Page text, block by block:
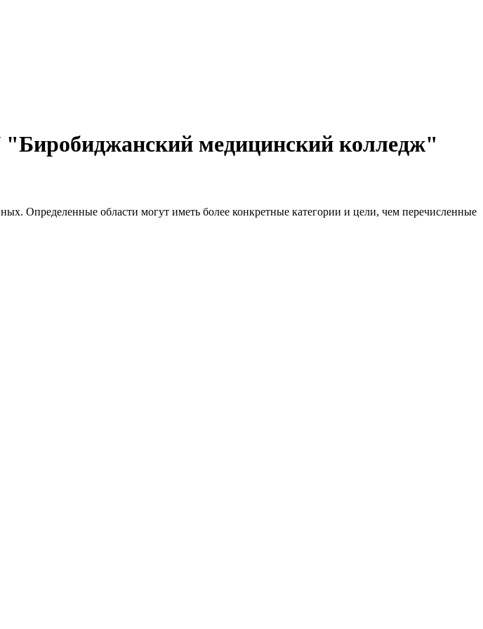
медицинский колледж"
Определенные области могут иметь более конкретные категории и цели, чем перечисленные